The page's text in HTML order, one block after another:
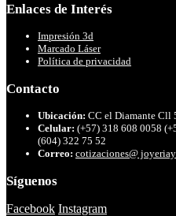
Enlaces de Interés
Impresión 3d
Marcado Láser
Política de privacidad
Contacto
Ubicación: CC el Diamante Cll
Celular: (+57) 318 608 0058
(604) 322 75 52
Correo: cotizaciones@
Síguenos
Facebook Instagram